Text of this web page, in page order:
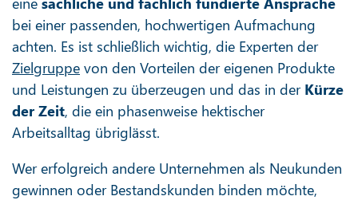
bei einer passenden, hochwertigen Aufmachung
achten. Es ist schließlich wichtig, die Experten der
Zielgruppe von den Vorteilen der eigenen Produkte
und Leistungen zu überzeugen und das in der Kürze
der Zeit, die ein phasenweise hektischer
Arbeitsalltag übriglässt.
Wer erfolgreich andere Unternehmen als Neukunden
gewinnen oder Bestandskunden binden möchte,